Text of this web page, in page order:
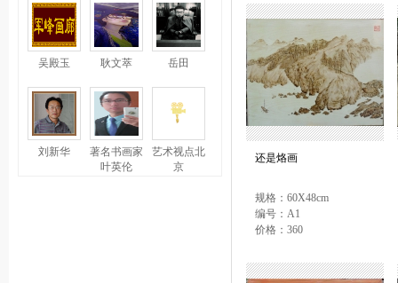
吴殿玉 耿文萃 岳田
刘新华
著名书画家
叶英伦
艺术视点北
京
还是烙画
规格：60X48cm
编号：A1
价格：360